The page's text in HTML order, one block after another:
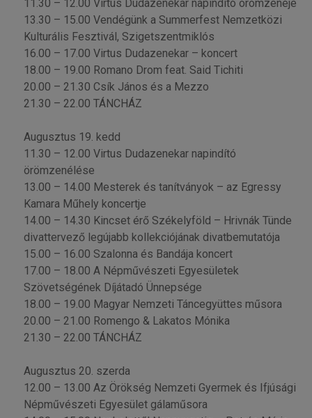
11.30 – 12.00 Virtus Dudazenekar napindító örömzenéje
13.30 – 15.00 Vendégünk a Summerfest Nemzetközi
Kulturális Fesztivál, Szigetszentmiklós
16.00 – 17.00 Virtus Dudazenekar – koncert
18.00 – 19.00 Romano Drom feat. Said Tichiti
20.00 – 21.30 Csík János és a Mezzo
21.30 – 22.00 TÁNCHÁZ
Augusztus 19. kedd
11.30 – 12.00 Virtus Dudazenekar napindító
örömzenélése
13.00 – 14.00 Mesterek és tanítványok – az Egressy
Kamara Műhely koncertje
14.00 – 14.30 Kincset érő Székelyföld – Hrivnák Tünde
divattervező legújabb kollekciójának divatbemutatója
15.00 – 16.00 Szalonna és Bandája koncert
17.00 – 18.00 A Népművészeti Egyesületek
Szövetségének Díjátadó Ünnepsége
18.00 – 19.00 Magyar Nemzeti Táncegyüttes műsora
20.00 – 21.00 Romengo & Lakatos Mónika
21.30 – 22.00 TÁNCHÁZ
Augusztus 20. szerda
12.00 – 13.00 Az Örökség Nemzeti Gyermek és Ifjúsági
Népművészeti Egyesület gálaműsora